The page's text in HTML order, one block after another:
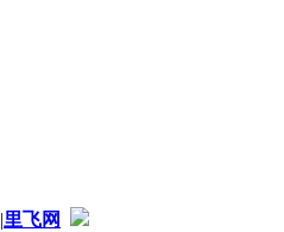
|里飞网